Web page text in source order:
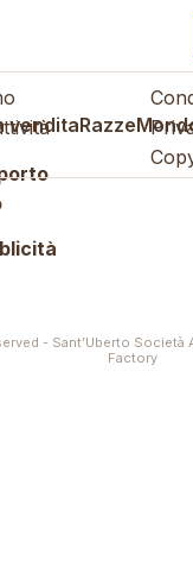
venditaRazze
- Sant’Uberto
Factory